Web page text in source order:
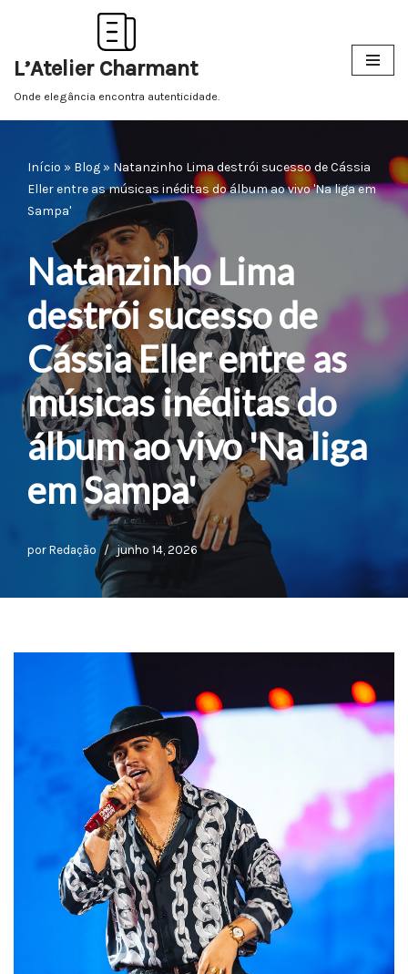
para
o
L’Atelier Charmant
Onde elegância encontra autenticidade.
Início » Blog » Natanzinho Lima destrói sucesso de Cássia
Eller entre as músicas inéditas do álbum ao vivo 'Na liga em
Sampa'
Natanzinho Lima
destrói sucesso de
Cássia Eller entre as
músicas inéditas do
álbum ao vivo 'Na liga
em Sampa'
por Redação junho 14, 2026